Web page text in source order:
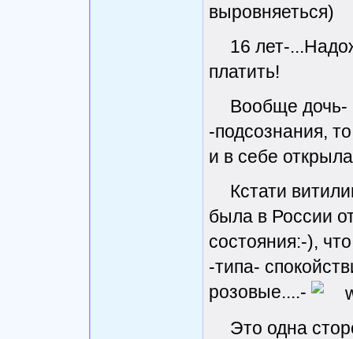
выровняеться)
16 лет-
платить!
Вообще дочь-
-подсознания,
и в себе
Кстати
была в России
состояния:-),
-типа-
розовые....-
Это одна